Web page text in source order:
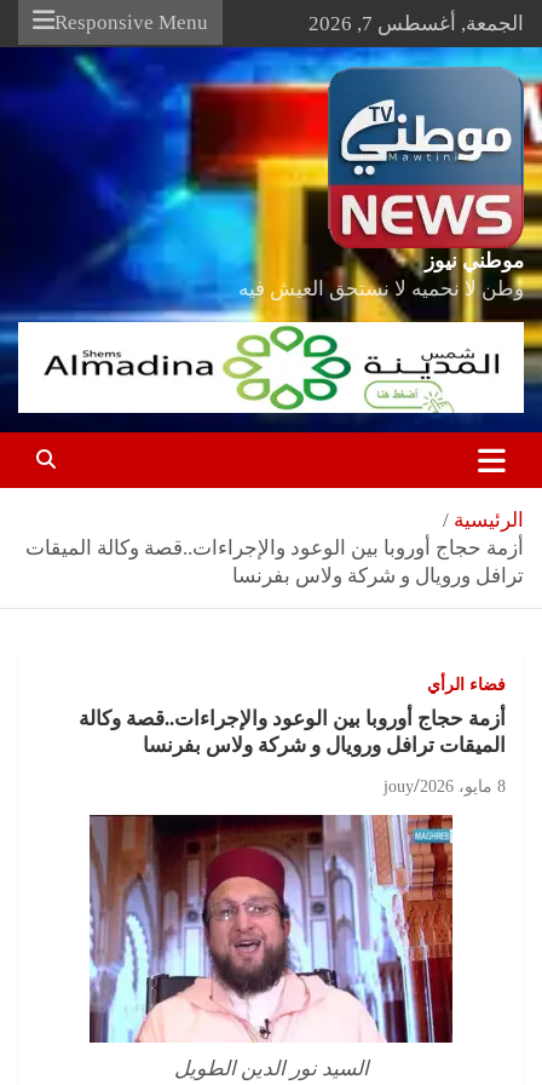
Skip
content
الجمعة, أغسطس 7, 2026 Responsive Menu
موطني نيوز
وطن لا نحميه لا نستحق العيش فيه
الرئيسية
أزمة حجاج أوروبا بين الوعود والإجراءات..قصة وكالة الميقات
ترافل ورويال و شركة ولاس بفرنسا
فضاء الرأي
أزمة حجاج أوروبا بين الوعود والإجراءات..قصة وكالة
الميقات ترافل ورويال و شركة ولاس بفرنسا
8 مايو، 2026 jouy
السيد نور الدين الطويل